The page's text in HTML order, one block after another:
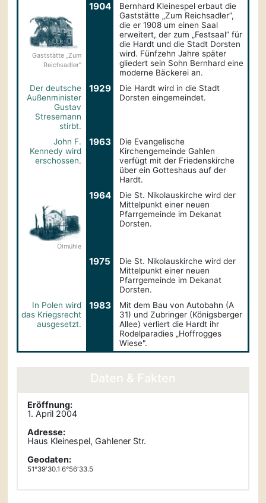
Gaststätte „Zum
Reich­sadler”
1904
Bernhard Kleinespel erbaut die
Gaststätte „Zum Reichsadler”,
die er 1908 um einen Saal
erweitert, der zum „Festsaal” für
die Hardt und die Stadt Dorsten
wird. Fünfzehn Jahre später
gliedert sein Sohn Bernhard eine
moderne Bäckerei an.
Der deutsche
Außen­minister
Gustav
Stresemann
stirbt.
1929
Die Hardt wird in die Stadt
Dorsten eingemeindet.
John F.
Kennedy wird
er­schossen.
1963
Die Evangelische
Kirchengemeinde Gahlen
verfügt mit der Friedenskirche
über ein Gotteshaus auf der
Hardt.
Ölmühle
1964
Die St. Nikolauskirche wird der
Mittelpunkt einer neuen
Pfarrgemeinde im Dekanat
Dorsten.
1975
Die St. Nikolauskirche wird der
Mittelpunkt einer neuen
Pfarrgemeinde im Dekanat
Dorsten.
In Polen wird
das Kriegsrecht
ausgesetzt.
1983
Mit dem Bau von Autobahn (A
31) und Zubringer (Königsberger
Allee) verliert die Hardt ihr
Rodelparadies „Hoffrogges
Wiese".
Daten & Fakten
Eröffnung:
1. April 2004
Adresse:
Haus Kleinespel, Gahlener Str.
Geodaten:
51°39'30.1 6°56'33.5